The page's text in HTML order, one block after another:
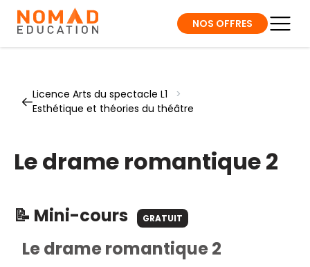
NOS OFFRES
Licence Arts du spectacle L1
>
Esthétique et théories du théâtre
Le drame romantique 2
📝 Mini-cours GRATUIT
Le drame romantique 2